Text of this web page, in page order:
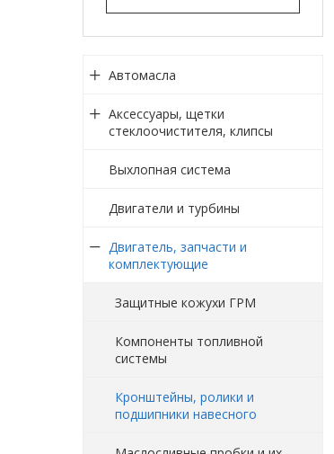
Автомасла
Аксессуары, щетки
стеклоочистителя, клипсы
Выхлопная система
Двигатели и турбины
Двигатель, запчасти и
комплектующие
Защитные кожухи ГРМ
Компоненты топливной
системы
Кронштейны, ролики и
подшипники навесного